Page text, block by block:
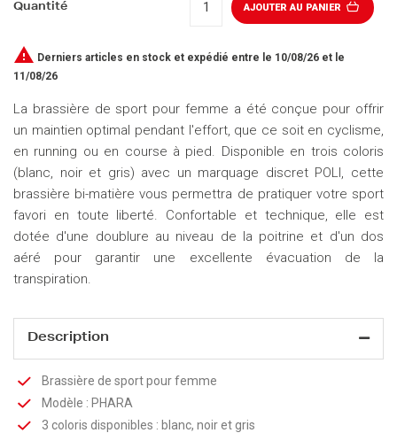
Quantité AJOUTER AU PANIER
 Derniers articles en stock et expédié entre le 10/08/26 et le
11/08/26
La brassière de sport pour femme a été conçue pour offrir
un maintien optimal pendant l'effort, que ce soit en cyclisme,
en running ou en course à pied. Disponible en trois coloris
(blanc, noir et gris) avec un marquage discret POLI, cette
brassière bi-matière vous permettra de pratiquer votre sport
favori en toute liberté. Confortable et technique, elle est
dotée d'une doublure au niveau de la poitrine et d'un dos
aéré pour garantir une excellente évacuation de la
transpiration.
Description
Brassière de sport pour femme
Modèle : PHARA
3 coloris disponibles : blanc, noir et gris